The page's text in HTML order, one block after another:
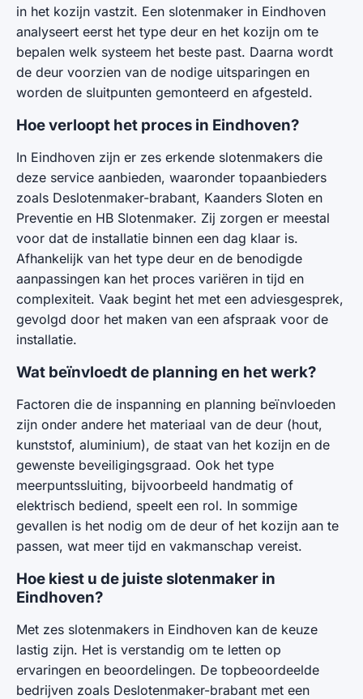
in het kozijn vastzit. Een slotenmaker in Eindhoven
analyseert eerst het type deur en het kozijn om te
bepalen welk systeem het beste past. Daarna wordt
de deur voorzien van de nodige uitsparingen en
worden de sluitpunten gemonteerd en afgesteld.
Hoe verloopt het proces in Eindhoven?
In Eindhoven zijn er zes erkende slotenmakers die
deze service aanbieden, waaronder topaanbieders
zoals Deslotenmaker-brabant, Kaanders Sloten en
Preventie en HB Slotenmaker. Zij zorgen er meestal
voor dat de installatie binnen een dag klaar is.
Afhankelijk van het type deur en de benodigde
aanpassingen kan het proces variëren in tijd en
complexiteit. Vaak begint het met een adviesgesprek,
gevolgd door het maken van een afspraak voor de
installatie.
Wat beïnvloedt de planning en het werk?
Factoren die de inspanning en planning beïnvloeden
zijn onder andere het materiaal van de deur (hout,
kunststof, aluminium), de staat van het kozijn en de
gewenste beveiligingsgraad. Ook het type
meerpuntssluiting, bijvoorbeeld handmatig of
elektrisch bediend, speelt een rol. In sommige
gevallen is het nodig om de deur of het kozijn aan te
passen, wat meer tijd en vakmanschap vereist.
Hoe kiest u de juiste slotenmaker in
Eindhoven?
Met zes slotenmakers in Eindhoven kan de keuze
lastig zijn. Het is verstandig om te letten op
ervaringen en beoordelingen. De topbeoordeelde
bedrijven zoals Deslotenmaker-brabant met een